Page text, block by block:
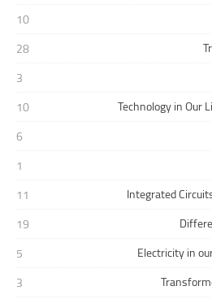
10
28
3
10
6
1
11
19
5
3